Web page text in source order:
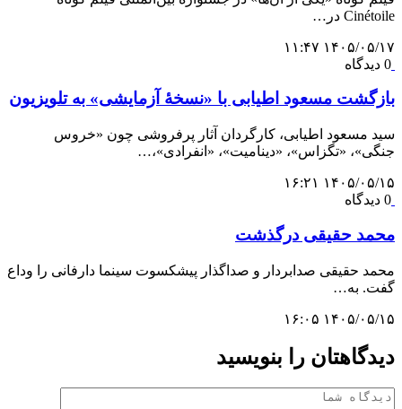
Cinétoile در…
۱۴۰۵/۰۵/۱۷ ۱۱:۴۷
0 دیدگاه
بازگشت مسعود اطیابی با «نسخهٔ آزمایشی» به تلویزیون
سید مسعود اطیابی، کارگردان آثار پرفروشی چون «خروس
جنگی»، «تگزاس»، «دینامیت»، «انفرادی»،…
۱۴۰۵/۰۵/۱۵ ۱۶:۲۱
0 دیدگاه
محمد حقیقی درگذشت
محمد حقیقی صدابردار و صداگذار پیشکسوت سینما دارفانی را وداع
گفت. به…
۱۴۰۵/۰۵/۱۵ ۱۶:۰۵
دیدگاهتان را بنویسید